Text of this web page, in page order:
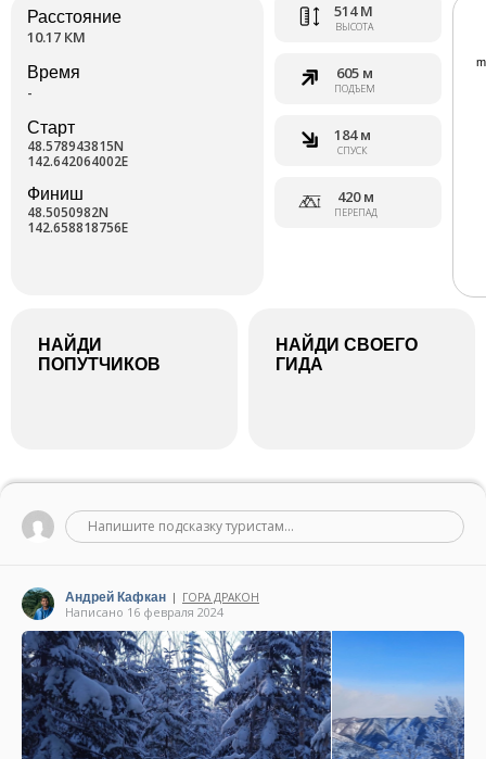
Расстояние
10.17 КМ
Время
-
Старт
48.578943815N
142.642064002E
Финиш
48.5050982N
142.658818756E
514 М
ВЫСОТА
605 м
ПОДЪЕМ
184 м
СПУСК
420 м
ПЕРЕПАД
m
НАЙДИ
ПОПУТЧИКОВ
НАЙДИ СВОЕГО
ГИДА
Напишите подсказку туристам...
Андрей Кафкан | ГОРА ДРАКОН
Написано 16 февраля 2024